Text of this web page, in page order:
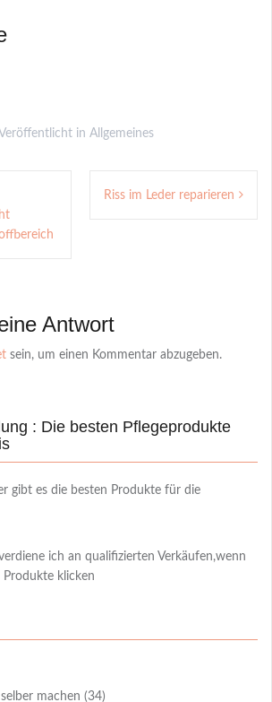
Veröffentlicht in Allgemeines
Riss im Leder reparieren
Antwort
sein, um einen Kommentar abzugeben.
: Die besten Pflegeprodukte
gibt es die besten Produkte für die
ich an qualifizierten Verkäufen,wenn
klicken
machen (34)